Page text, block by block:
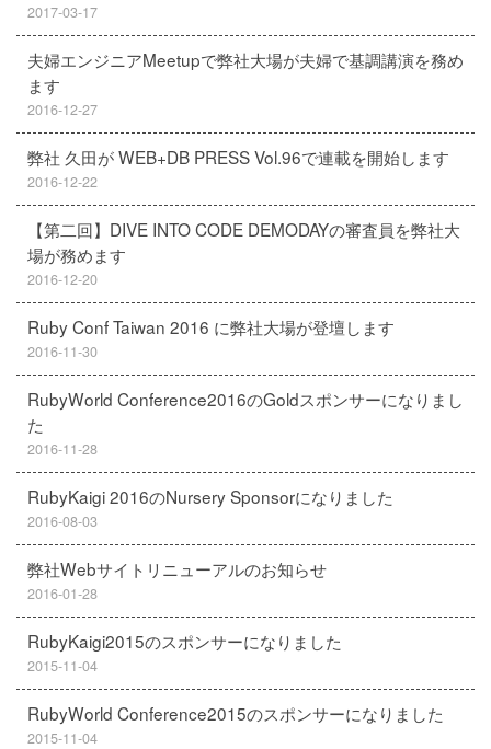
2017-03-17
夫婦エンジニアMeetupで弊社大場が夫婦で基調講演を務め
ます
2016-12-27
弊社 久田が WEB+DB PRESS Vol.96で連載を開始します
2016-12-22
【第二回】DIVE INTO CODE DEMODAYの審査員を弊社大
場が務めます
2016-12-20
Ruby Conf Taiwan 2016 に弊社大場が登壇します
2016-11-30
RubyWorld Conference2016のGoldスポンサーになりまし
た
2016-11-28
RubyKaigi 2016のNursery Sponsorになりました
2016-08-03
弊社Webサイトリニューアルのお知らせ
2016-01-28
RubyKaigi2015のスポンサーになりました
2015-11-04
RubyWorld Conference2015のスポンサーになりました
2015-11-04